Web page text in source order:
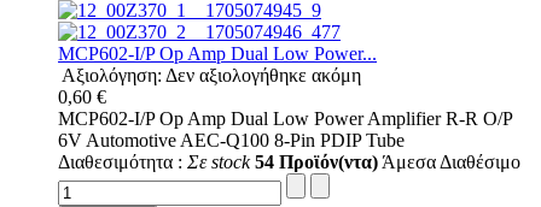
MCP602-I/P Op Amp Dual Low Power...
Αξιολόγηση: Δεν αξιολογήθηκε ακόμη
0,60 €
MCP602-I/P Op Amp Dual Low Power Amplifier R-R O/P
6V Automotive AEC-Q100 8-Pin PDIP Tube
Διαθεσιμότητα : Σε stock 54 Προϊόν(ντα) Άμεσα Διαθέσιμο